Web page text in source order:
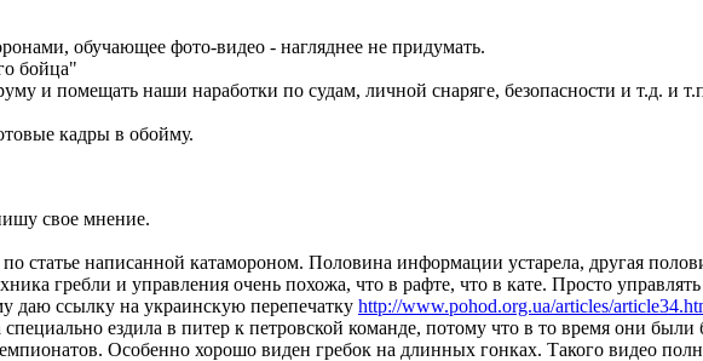
обучающее фото-видео - нагляднее не придумать.
бойца"
и помещать наши наработки по судам, личной снаряге, безопасности и т.д. и
кадры в обойму.
свое мнение.
статье написанной катамороном. Половина информации устарела, другая
гребли и управления очень похожа, что в рафте, что в кате. Просто
даю ссылку на украинскую перепечатку http://www.pohod.org.ua/articles/
ездила в питер к петровской команде, потому что в то время они
Особенно хорошо виден гребок на длинных гонках. Такого видео